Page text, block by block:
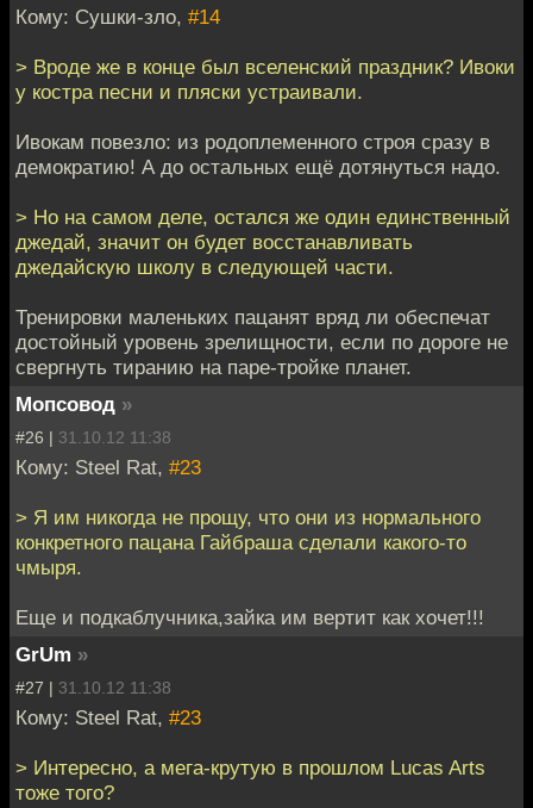
Кому: Сушки-зло, #14
> Вроде же в конце был вселенский праздник? Ивоки
у костра песни и пляски устраивали.
Ивокам повезло: из родоплеменного строя сразу в
демократию! А до остальных ещё дотянуться надо.
> Но на самом деле, остался же один единственный
джедай, значит он будет восстанавливать
джедайскую школу в следующей части.
Тренировки маленьких пацанят вряд ли обеспечат
достойный уровень зрелищности, если по дороге не
свергнуть тиранию на паре-тройке планет.
Мопсовод »
#26 | 31.10.12 11:38
Кому: Steel Rat, #23
> Я им никогда не прощу, что они из нормального
конкретного пацана Гайбраша сделали какого-то
чмыря.
Еще и подкаблучника,зайка им вертит как хочет!!!
GrUm »
#27 | 31.10.12 11:38
Кому: Steel Rat, #23
> Интересно, а мега-крутую в прошлом Lucas Arts
тоже того?